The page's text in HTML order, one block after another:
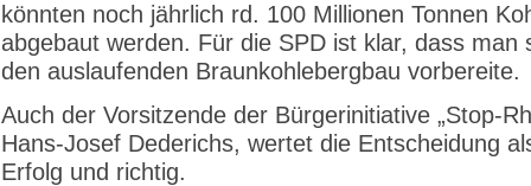
könnten noch jährlich rd. 100 Millionen Tonnen
abgebaut werden. Für die SPD ist klar, dass man
den auslaufenden Braunkohlebergbau vorbereite.
Auch der Vorsitzende der Bürgerinitiative „Stop-
Hans-Josef Dederichs, wertet die Entscheidung
Erfolg und richtig.